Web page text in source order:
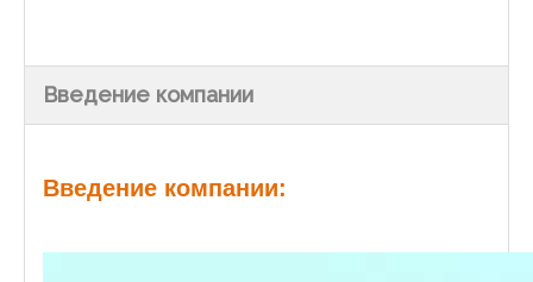
Введение компании
Введение компании: